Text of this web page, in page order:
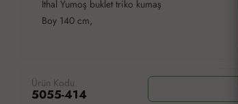
İthal Yumoş buklet triko kumaş
Boy 140 cm,
Ürün Kodu
5055-414